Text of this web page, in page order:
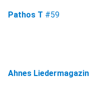
Pathos T #59
Ahnes Liedermagazin